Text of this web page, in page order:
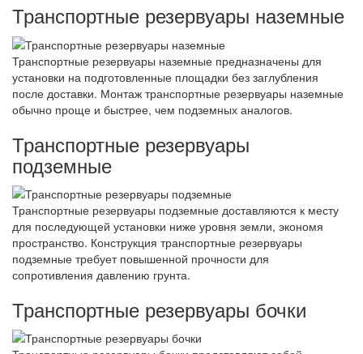
Транспортные резервуары наземные
Транспортные резервуары наземные предназначены для
установки на подготовленные площадки без заглубления
после доставки. Монтаж транспортные резервуары наземные
обычно проще и быстрее, чем подземных аналогов.
Транспортные резервуары
подземные
Транспортные резервуары подземные доставляются к месту
для последующей установки ниже уровня земли, экономя
пространство. Конструкция транспортные резервуары
подземные требует повышенной прочности для
сопротивления давлению грунта.
Транспортные резервуары бочки